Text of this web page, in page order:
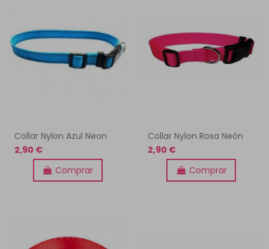
Collar Nylon Azul Neon
2,90 €
Comprar
Collar Nylon Rosa Neón
2,90 €
Comprar